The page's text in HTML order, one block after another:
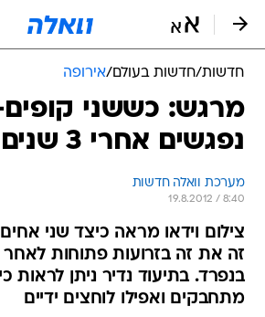
חדשות/חדשות בעולם/אירופה
מרגש: כששני
נפגשים אחרי 3 שנים
מערכת וואלה חדשות
19.8.2012 / 8:40
צילום וידאו מראה כיצד שני אחים
זה את זה בזרועות פתוחות
בנפרד. בתיעוד נדיר ניתן לראות
מתחבקים ואפילו לוחצים ידיים